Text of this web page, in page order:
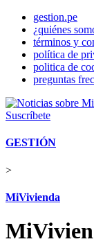
gestion.pe
¿quiénes
términos y
política de
politica de
preguntas
Suscríbete
GESTIÓN
>
MiVivienda